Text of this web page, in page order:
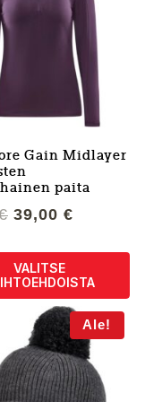
Gain Midlayer
paita
Alkuperäinen
oli:
45,00 €.
39,00 €
on:
39,00 €.
VALITSE
Ale!